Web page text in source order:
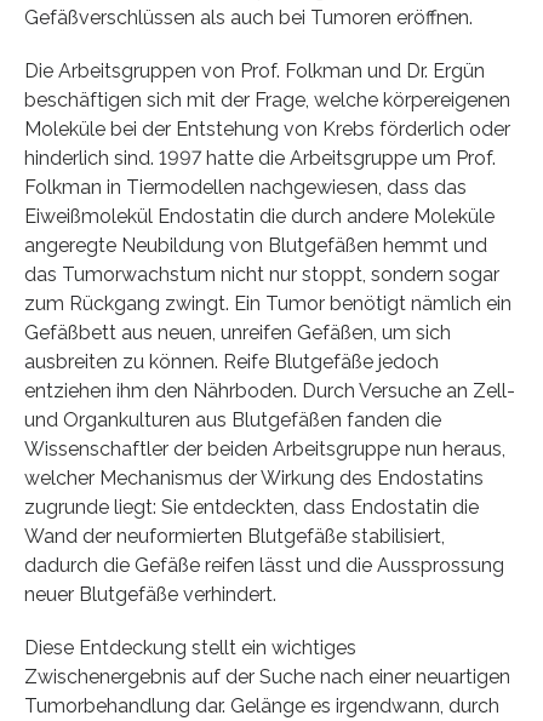
Gefäßverschlüssen als auch bei Tumoren eröffnen.
Die Arbeitsgruppen von Prof. Folkman und Dr. Ergün
beschäftigen sich mit der Frage, welche körpereigenen
Moleküle bei der Entstehung von Krebs förderlich oder
hinderlich sind. 1997 hatte die Arbeitsgruppe um Prof.
Folkman in Tiermodellen nachgewiesen, dass das
Eiweißmolekül Endostatin die durch andere Moleküle
angeregte Neubildung von Blutgefäßen hemmt und
das Tumorwachstum nicht nur stoppt, sondern sogar
zum Rückgang zwingt. Ein Tumor benötigt nämlich ein
Gefäßbett aus neuen, unreifen Gefäßen, um sich
ausbreiten zu können. Reife Blutgefäße jedoch
entziehen ihm den Nährboden. Durch Versuche an Zell-
und Organkulturen aus Blutgefäßen fanden die
Wissenschaftler der beiden Arbeitsgruppe nun heraus,
welcher Mechanismus der Wirkung des Endostatins
zugrunde liegt: Sie entdeckten, dass Endostatin die
Wand der neuformierten Blutgefäße stabilisiert,
dadurch die Gefäße reifen lässt und die Aussprossung
neuer Blutgefäße verhindert.
Diese Entdeckung stellt ein wichtiges
Zwischenergebnis auf der Suche nach einer neuartigen
Tumorbehandlung dar. Gelänge es irgendwann, durch